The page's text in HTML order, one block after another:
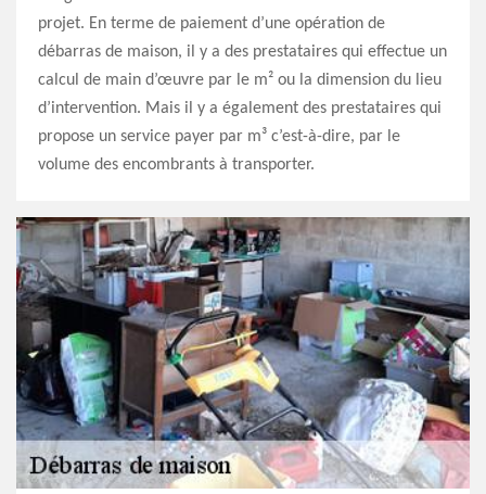
projet. En terme de paiement d’une opération de
débarras de maison, il y a des prestataires qui effectue un
calcul de main d’œuvre par le m² ou la dimension du lieu
d’intervention. Mais il y a également des prestataires qui
propose un service payer par m³ c’est-à-dire, par le
volume des encombrants à transporter.